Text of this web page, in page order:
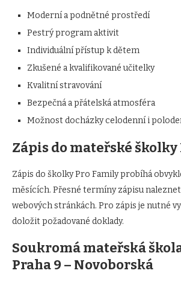
Moderní a podnětné prostředí
Pestrý program aktivit
Individuální přístup k dětem
Zkušené a kvalifikované učitelky
Kvalitní stravování
Bezpečná a přátelská atmosféra
Možnost docházky celodenní i
Zápis do mateřské
Zápis do školky Pro Family probíhá
měsících. Přesné termíny zápisu
webových stránkách. Pro zápis je nutné
doložit požadované doklady.
Soukromá mateřská
Praha 9 – Novoborská